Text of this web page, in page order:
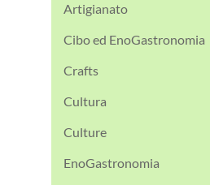
Artigianato
Cibo ed EnoGastronomia
Crafts
Cultura
Culture
EnoGastronomia